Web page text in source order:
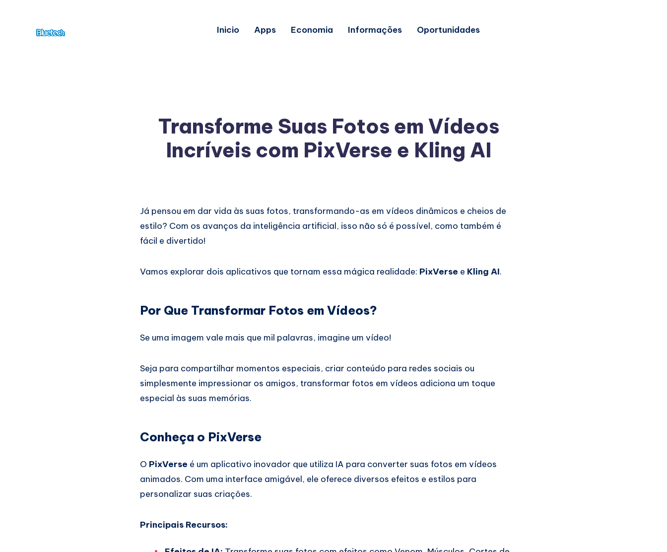
Inicio Apps Economia Informações Oportunidades
Transforme Suas Fotos em Vídeos
Incríveis com PixVerse e Kling AI
Já pensou em dar vida às suas fotos, transformando-as em vídeos dinâmicos e cheios de
estilo? Com os avanços da inteligência artificial, isso não só é possível, como também é
fácil e divertido!
Vamos explorar dois aplicativos que tornam essa mágica realidade: PixVerse e Kling AI.
Por Que Transformar Fotos em Vídeos?
Se uma imagem vale mais que mil palavras, imagine um vídeo!
Seja para compartilhar momentos especiais, criar conteúdo para redes sociais ou
simplesmente impressionar os amigos, transformar fotos em vídeos adiciona um toque
especial às suas memórias.
Conheça o PixVerse
O PixVerse é um aplicativo inovador que utiliza IA para converter suas fotos em vídeos
animados. Com uma interface amigável, ele oferece diversos efeitos e estilos para
personalizar suas criações.
Principais Recursos: